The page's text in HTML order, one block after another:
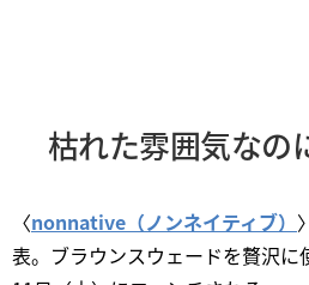
枯れた雰囲気な
〈nonnative（ノンネイティブ）
表。ブラウンスウェードを贅沢に